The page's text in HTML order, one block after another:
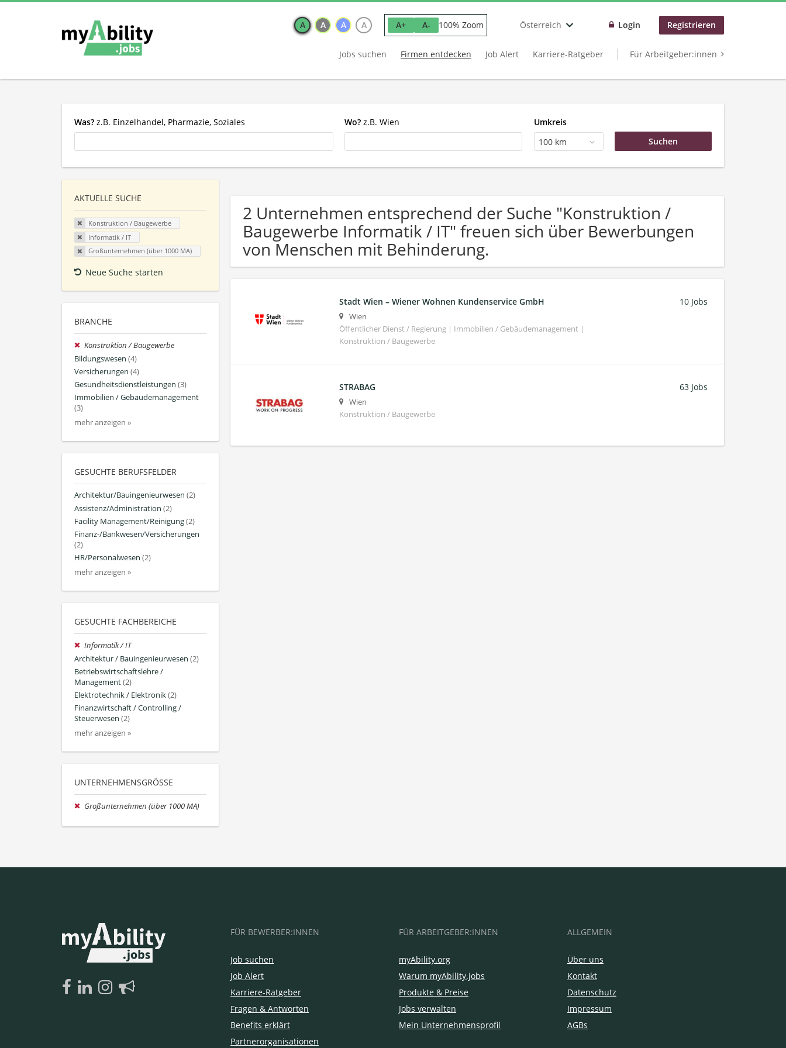
A A A A A+ A- 100% Zoom Österreich Login Registrieren
Jobs suchen Firmen entdecken Job Alert Karriere-Ratgeber Für Arbeitgeber:innen
Was? z.B. Einzelhandel, Pharmazie, Soziales Wo? z.B. Wien
Umkreis
100 km
AKTUELLE SUCHE
Konstruktion / Baugewerbe
Informatik / IT
Großunternehmen (über 1000 MA)
Neue Suche starten
BRANCHE
Konstruktion / Baugewerbe
Bildungswesen (4)
Versicherungen (4)
Gesundheitsdienstleistungen (3)
Immobilien / Gebäudemanagement
(3)
mehr anzeigen »
GESUCHTE BERUFSFELDER
Architektur/Bauingenieurwesen (2)
Assistenz/Administration (2)
Facility Management/Reinigung(2)
Finanz-/Bankwesen/Versicherungen
(2)
HR/Personalwesen (2)
mehr anzeigen »
GESUCHTE FACHBEREICHE
Informatik / IT
Architektur / Bauingenieurwesen (2)
Betriebswirtschaftslehre /
Management(2)
Elektrotechnik / Elektronik(2)
Finanzwirtschaft / Controlling /
Steuerwesen (2)
mehr anzeigen »
UNTERNEHMENSGRÖSSE
Großunternehmen (über 1000 MA)
2 Unternehmen entsprechend der Suche "Konstruktion /
Baugewerbe Informatik / IT" freuen sich über Bewerbungen
von Menschen mit Behinderung.
Stadt Wien – Wiener Wohnen Kundenservice GmbH
Wien
Öffentlicher Dienst / Regierung | Immobilien / Gebäudemanagement |
Konstruktion / Baugewerbe
10 Jobs
STRABAG
Wien
Konstruktion / Baugewerbe
63 Jobs
FÜR BEWERBER:INNEN
Job suchen
Job Alert
Karriere-Ratgeber
Fragen & Antworten
Benefits erklärt
Partnerorganisationen
FÜR ARBEITGEBER:INNEN
myAbility.org
Warum myAbility.jobs
Produkte & Preise
Jobs verwalten
Mein Unternehmensprofil
ALLGEMEIN
Über uns
Kontakt
Datenschutz
Impressum
AGBs